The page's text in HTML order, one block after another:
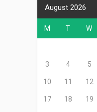
August 2026
M T W
3 4 5
10 11 12
17 18 19